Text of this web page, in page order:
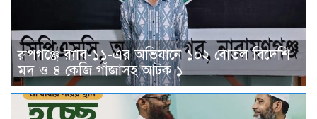
রূপগঞ্জে র‍্যাব-১১-এর অভিযানে ১০২ বোতল বিদেশি
মদ ও ৪ কেজি গাঁজাসহ আটক ১